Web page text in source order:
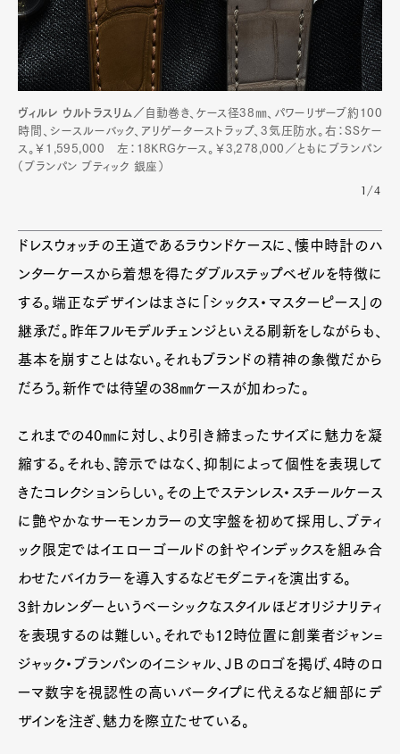
GourmetCars
ProductCulture Lifestyle
Official Columnist
About
Contact
Pen Meet
ヴィルレ ウルトラスリム／ 自動巻き、ケース径38㎜、パワーリザーブ約100
時間、シースルーバック、アリゲーターストラップ、3気圧防水。右：SSケー
ス。￥1,595,000 左：18KRGケース。￥3,278,000／ともにブランパン
（ブランパン ブティック 銀座）
1/4
ドレスウォッチの王道であるラウンドケースに、懐中時計のハ
ンターケースから着想を得たダブルステップベゼルを特徴に
する。端正なデザインはまさに「シックス・マスターピース」の
継承だ。昨年フルモデルチェンジといえる刷新をしながらも、
基本を崩すことはない。それもブランドの精神の象徴だから
だろう。新作では待望の38㎜ケースが加わった。
これまでの40㎜に対し、より引き締まったサイズに魅力を凝
縮する。それも、誇示ではなく、抑制によって個性を表現して
きたコレクションらしい。その上でステンレス・スチールケース
に艶やかなサーモンカラーの文字盤を初めて採用し、ブティ
ック限定ではイエローゴールドの針やインデックスを組み合
わせたバイカラーを導入するなどモダニティを演出する。
3針カレンダーというベーシックなスタイルほどオリジナリティ
を表現するのは難しい。それでも12時位置に創業者ジャン=
ジャック・ブランパンのイニシャル、ＪＢのロゴを掲げ、4時のロ
ーマ数字を視認性の高いバータイプに代えるなど細部にデ
ザインを注ぎ、魅力を際立たせている。